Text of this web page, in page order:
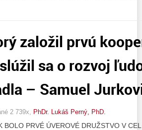
založil prvú
sa o rozvoj
– Samuel
2 739x, PhDr. Lukáš Perný, PhD.
BOLO PRVÉ ÚVEROVÉ DRUŽSTVO V